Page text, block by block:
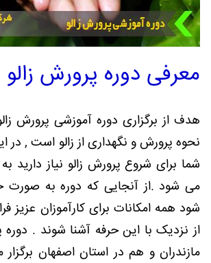
معرفی دوره پرورش زالو
هدف از برگزاری دوره آموزشی پرورش
نحوه پرورش و نگهداری از زالو است , در
شما برای شروع پرورش زالو نیاز دارید
می شود .از آنجایی که دوره به صورت
شود همه امکانات برای کارآموزان
از نزدیک با این حرفه آشنا شوند .
مازندران و هم در استان اصفهان